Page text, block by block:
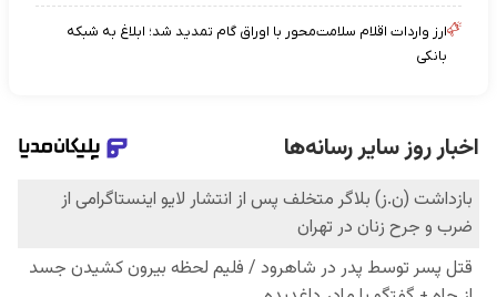
ارز واردات اقلام سلامت‌محور با اوراق گام تمدید شد؛ ابلاغ به شبکه
بانکی